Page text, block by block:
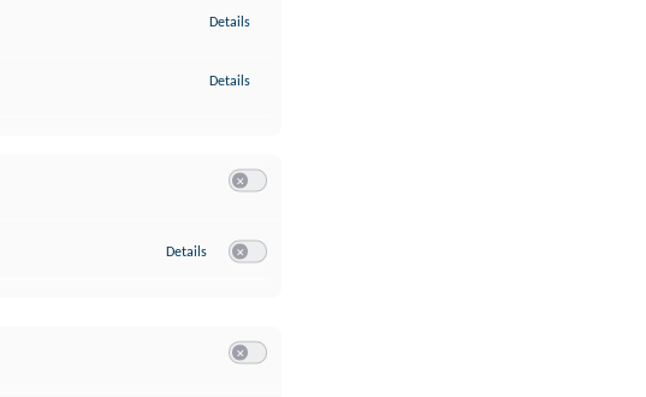
Details
Details
Details zu Google Analytics